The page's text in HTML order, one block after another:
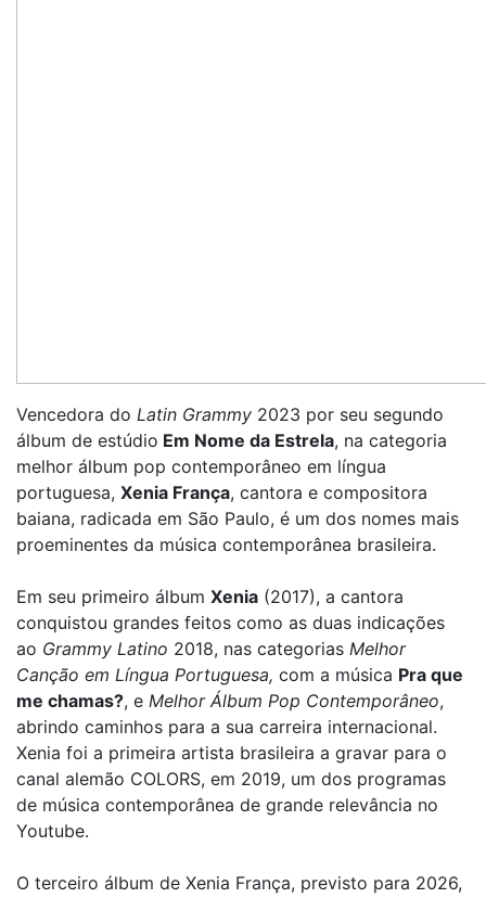
Vencedora do Latin Grammy 2023 por seu segundo
álbum de estúdio Em Nome da Estrela, na categoria
melhor álbum pop contemporâneo em língua
portuguesa, Xenia França, cantora e compositora
baiana, radicada em São Paulo, é um dos nomes mais
proeminentes da música contemporânea brasileira.
Em seu primeiro álbum Xenia (2017), a cantora
conquistou grandes feitos como as duas indicações
ao Grammy Latino 2018, nas categorias Melhor
Canção em Língua Portuguesa, com a música Pra que
me chamas?, e Melhor Álbum Pop Contemporâneo,
abrindo caminhos para a sua carreira internacional.
Xenia foi a primeira artista brasileira a gravar para o
canal alemão COLORS, em 2019, um dos programas
de música contemporânea de grande relevância no
Youtube.
O terceiro álbum de Xenia França, previsto para 2026,